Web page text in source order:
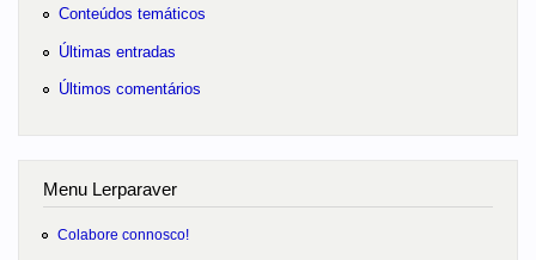
Conteúdos temáticos
Últimas entradas
Últimos comentários
Menu Lerparaver
Colabore connosco!